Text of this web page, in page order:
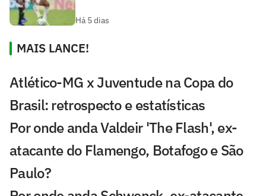
Há 5 dias
MAIS LANCE!
Atlético-MG x Juventude na Copa do
Brasil: retrospecto e estatísticas
Por onde anda Valdeir 'The Flash', ex-
atacante do Flamengo, Botafogo e São
Paulo?